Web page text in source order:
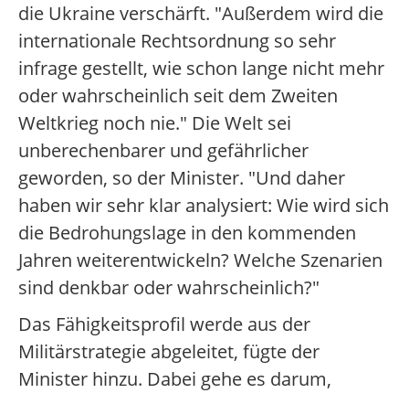
die Ukraine verschärft. "Außerdem wird die
internationale Rechtsordnung so sehr
infrage gestellt, wie schon lange nicht mehr
oder wahrscheinlich seit dem Zweiten
Weltkrieg noch nie." Die Welt sei
unberechenbarer und gefährlicher
geworden, so der Minister. "Und daher
haben wir sehr klar analysiert: Wie wird sich
die Bedrohungslage in den kommenden
Jahren weiterentwickeln? Welche Szenarien
sind denkbar oder wahrscheinlich?"
Das Fähigkeitsprofil werde aus der
Militärstrategie abgeleitet, fügte der
Minister hinzu. Dabei gehe es darum,